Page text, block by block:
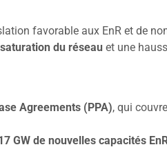
favorable aux EnR et de
saturation du réseau et une
Agreements (PPA), qui
GW de nouvelles capacités